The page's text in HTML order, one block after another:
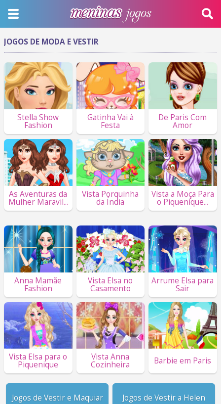
JOGOS DE MODA E VESTIR
Stella Show
Fashion
Gatinha Vai à
Festa
De Paris Com
Amor
As Aventuras da
Mulher Maravil...
Vista Porquinha
da Índia
Vista a Moça Para
o Piquenique...
Anna Mamãe
Fashion
Vista Elsa no
Casamento
Arrume Elsa para
Sair
Vista Elsa para o
Piquenique
Vista Anna
Cozinheira Barbie em Paris
Jogos de Vestir e Maquiar Jogos de Vestir a Helen